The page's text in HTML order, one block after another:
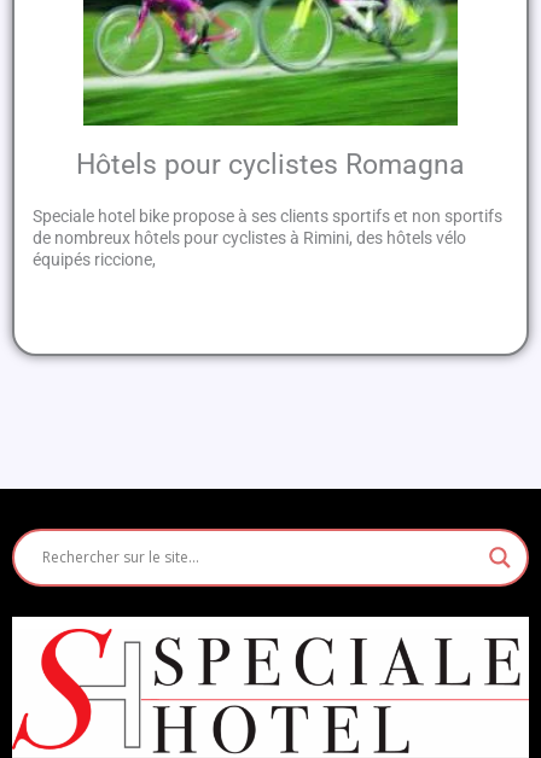
Hôtels pour cyclistes Romagna
Speciale hotel bike propose à ses clients sportifs et non sportifs
de nombreux hôtels pour cyclistes à Rimini, des hôtels vélo
équipés riccione,